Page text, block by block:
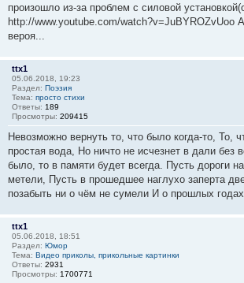
произошло из-за проблем с силовой
http://www.youtube.com/watch?v=JuBYROZvUoo
вероя...
ttx1
05.06.2018, 19:23
Раздел: Поэзия
Тема: просто стихи
Ответы: 189
Просмотры: 209415
Невозможно вернуть то, что было когда-то, То,
простая вода, Но ничто не исчезнет в дали без
было, то в памяти будет всегда. Пусть дороги
метели, Пусть в прошедшее наглухо заперта
позабыть ни о чём не сумели И о прошлых годах
ttx1
05.06.2018, 18:51
Раздел: Юмор
Тема: Видео приколы, прикольные картинки
Ответы: 2931
Просмотры: 1700771